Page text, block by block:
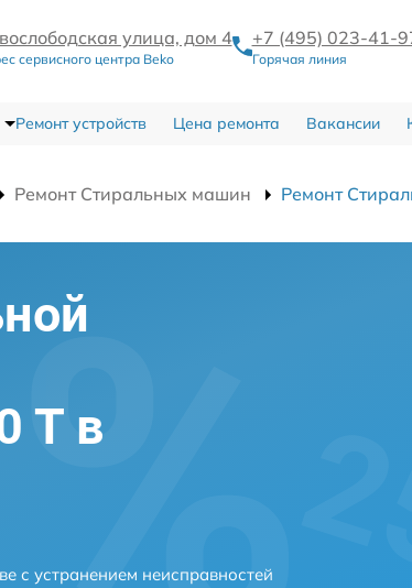
улица, дом 4
сервисного центра Beko
+7 (495) 023-41-
Горячая линия
Ремонт устройств Цена ремонта Вакансии
Ремонт Стиральных машин Ремонт
T в
с устранением неисправностей